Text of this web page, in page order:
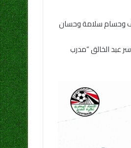
وحسام سلامة وحسان
عبد الخالق “مدرب